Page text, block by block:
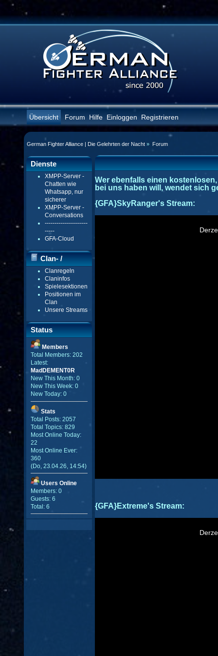
Übersicht Forum Hilfe Einloggen Registrieren
German Fighter Alliance | Die Gelehrten der Nacht » Forum
Dienste
XMPP-Server -
Chatten wie
Whatsapp, nur
sicherer
XMPP-Server -
Conversations
----------------------
-----
GFA-Cloud
Clan- /
Gildenmenü
Clanregeln
Claninfos
Spielesektionen
Positionen im
Clan
Unsere Streams
Status
Members
Total Members: 202
Latest:
MadDEMENT0R
New This Month: 0
New This Week: 0
New Today: 0
Stats
Total Posts: 2057
Total Topics: 829
Most Online Today:
22
Most Online Ever:
360
(Do, 23.04.26, 14:54)
Users Online
Members: 0
Guests: 6
Total: 6
Wer ebenfalls einen
bei uns haben will, wendet sich
{GFA}SkyRanger's Stream:
{GFA}Extreme's Stream: